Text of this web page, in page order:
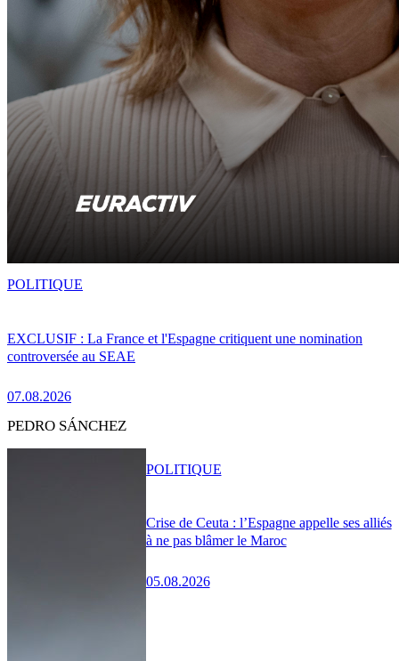
EXCLUSIF : La France et l'Espagne critiquent une nomination
controversée au SEAE
07.08.2026
POLITIQUE
PEDRO SÁNCHEZ
Crise de Ceuta : l’Espagne appelle ses alliés
à ne pas blâmer le Maroc
05.08.2026
POLITIQUE